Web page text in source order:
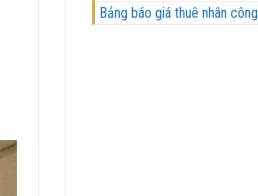
Bảng báo giá thuê nhân công